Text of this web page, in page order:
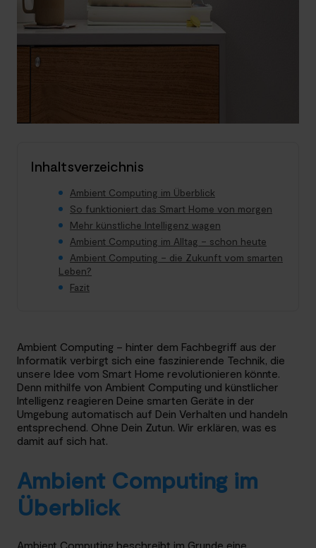
Inhaltsverzeichnis
Ambient Computing im Überblick
So funktioniert das Smart Home von morgen
Mehr künstliche Intelligenz wagen
Ambient Computing im Alltag – schon heute
Ambient Computing – die Zukunft vom smarten
Leben?
Fazit
Ambient Computing – hinter dem Fachbegriff aus der
Informatik verbirgt sich eine faszinierende Technik, die
unsere Idee vom Smart Home revolutionieren könnte.
Denn mithilfe von Ambient Computing und künstlicher
Intelligenz reagieren Deine smarten Geräte in der
Umgebung automatisch auf Dein Verhalten und handeln
entsprechend. Ohne Dein Zutun. Wir erklären, was es
damit auf sich hat.
Ambient Computing im
Überblick
Ambient Computing beschreibt im Grunde eine